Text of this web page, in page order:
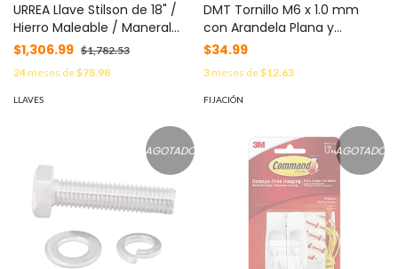
URREA Llave Stilson de 18" /
Hierro Maleable / Maneral
Ergonómico / Capacidad
Máxima de Tubo 2 1/2" /
Sistema de Quijadas con
Resorte / Montura Super
Endurecidas. MOD: SYS-818-
$1,306.99 $1,782.53
24meses de$78.98
LLAVES
DMT Tornillo M6 x 1.0 mm
con Arandela Plana y
Arandela de Presión para
baterías de 12 V de 28-80 Ah.
MOD: T23M62880
$34.99
3meses de$12.63
FIJACIÓN
AGOTADO AGOTADO